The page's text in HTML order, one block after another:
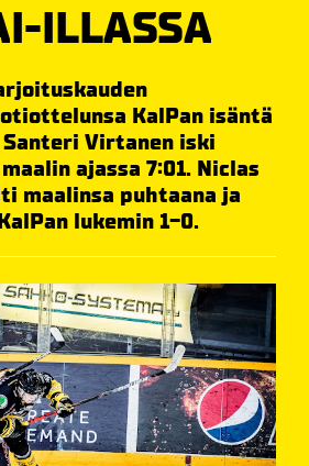
ILLASSA
KalPan isäntä
Virtanen iski
ajassa 7:01. Niclas
maalinsa puhtaana ja
lukemin 1-0.